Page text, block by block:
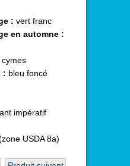
: vert franc
en automne :
cymes
: bleu foncé
impératif
USDA 8a)